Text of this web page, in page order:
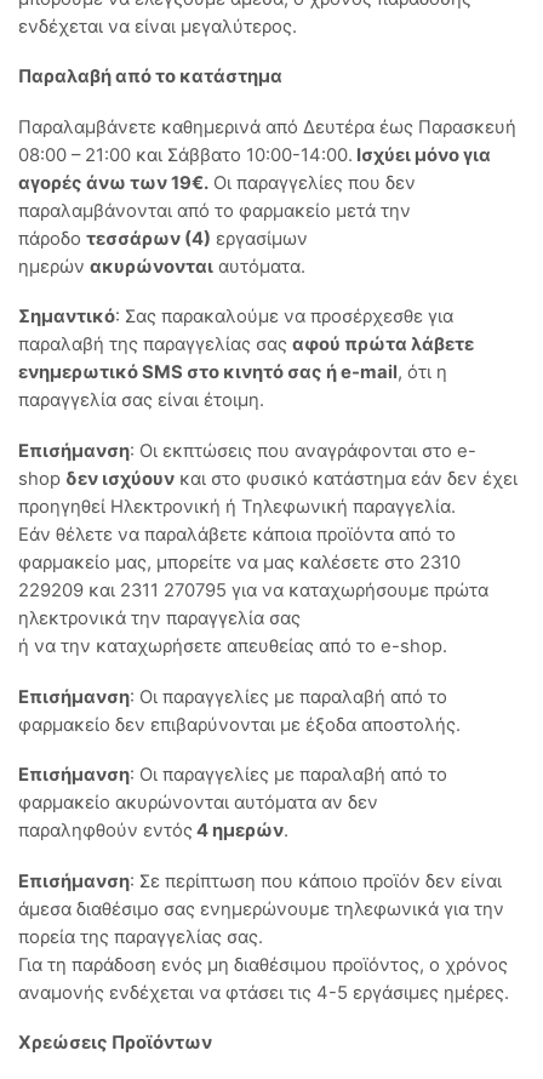
ενδέχεται να είναι μεγαλύτερος.
Παραλαβή από το κατάστημα
Παραλαμβάνετε καθημερινά από Δευτέρα έως Παρασκευή
08:00 – 21:00 και Σάββατο 10:00-14:00. Ισχύει μόνο για
αγορές άνω των 19€. Οι παραγγελίες που δεν
παραλαμβάνονται από το φαρμακείο μετά την
πάροδο τεσσάρων (4) εργασίμων
ημερών ακυρώνονται αυτόματα.
Σημαντικό: Σας παρακαλούμε να προσέρχεσθε για
παραλαβή της παραγγελίας σας αφού πρώτα λάβετε
ενημερωτικό SMS στο κινητό σας ή e-mail, ότι η
παραγγελία σας είναι έτοιμη.
Επισήμανση: Οι εκπτώσεις που αναγράφονται στο e-
shop δεν ισχύουν και στο φυσικό κατάστημα εάν δεν έχει
προηγηθεί Ηλεκτρονική ή Τηλεφωνική παραγγελία.
Εάν θέλετε να παραλάβετε κάποια προϊόντα από το
φαρμακείο μας, μπορείτε να μας καλέσετε στο 2310
229209 και 2311 270795 για να καταχωρήσουμε πρώτα
ηλεκτρονικά την παραγγελία σας
ή να την καταχωρήσετε απευθείας από το e-shop.
Επισήμανση: Οι παραγγελίες με παραλαβή από το
φαρμακείο δεν επιβαρύνονται με έξοδα αποστολής.
Επισήμανση: Οι παραγγελίες με παραλαβή από το
φαρμακείο ακυρώνονται αυτόματα αν δεν
παραληφθούν εντός4 ημερών.
Επισήμανση: Σε περίπτωση που κάποιο προϊόν δεν είναι
άμεσα διαθέσιμο σας ενημερώνουμε τηλεφωνικά για την
πορεία της παραγγελίας σας.
Για τη παράδοση ενός μη διαθέσιμου προϊόντος, ο χρόνος
αναμονής ενδέχεται να φτάσει τις 4-5 εργάσιμες ημέρες.
Χρεώσεις Προϊόντων